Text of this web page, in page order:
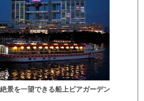
景を一望できる船上ビアガーデン